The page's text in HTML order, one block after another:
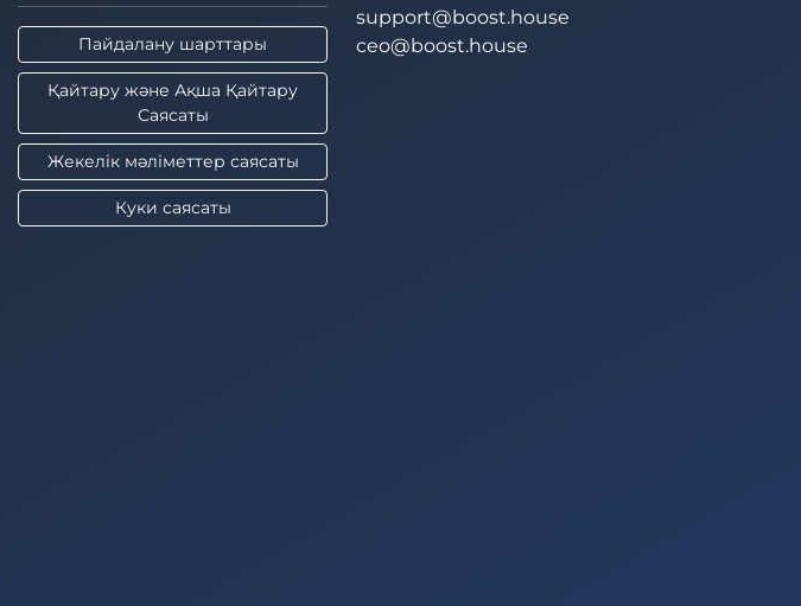
Пайдалану шарттары
Қайтару және Ақша Қайтару
Саясаты
Жекелік мәліметтер саясаты
Куки саясаты
support@boost.house
ceo@boost.house